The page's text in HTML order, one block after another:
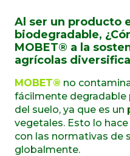
Al ser un producto
biodegradable,
MOBET® a la
agrícolas
MOBET® no
fácilmente
del suelo, ya que es
vegetales. Esto lo
con las normativas de
globalmente.